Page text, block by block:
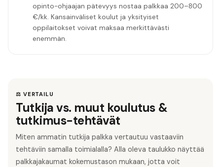
opinto-ohjaajan pätevyys nostaa palkkaa 200–800
€/kk. Kansainväliset koulut ja yksityiset
oppilaitokset voivat maksaa merkittävästi
enemmän.
⚖️ VERTAILU
Tutkija vs. muut koulutus &
tutkimus-tehtävät
Miten ammatin tutkija palkka vertautuu vastaaviin
tehtäviin samalla toimialalla? Alla oleva taulukko näyttää
palkkajakaumat kokemustason mukaan, jotta voit